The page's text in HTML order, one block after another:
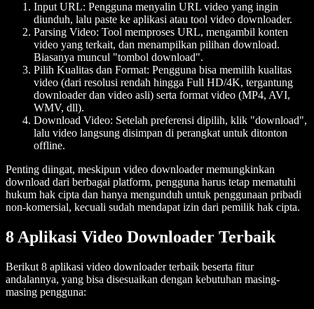
Input URL: Pengguna menyalin URL video yang ingin
diunduh, lalu paste ke aplikasi atau tool video downloader.
Parsing Video: Tool memproses URL, mengambil konten
video yang terkait, dan menampilkan pilihan download.
Biasanya muncul "tombol download".
Pilih Kualitas dan Format: Pengguna bisa memilih kualitas
video (dari resolusi rendah hingga Full HD/4K, tergantung
downloader dan video asli) serta format video (MP4, AVI,
WMV, dll).
Download Video: Setelah preferensi dipilih, klik "download",
lalu video langsung disimpan di perangkat untuk ditonton
offline.
Penting diingat, meskipun video downloader memungkinkan
download dari berbagai platform, pengguna harus tetap mematuhi
hukum hak cipta dan hanya mengunduh untuk penggunaan pribadi
non-komersial, kecuali sudah mendapat izin dari pemilik hak cipta.
8 Aplikasi Video Downloader Terbaik
Berikut 8 aplikasi video downloader terbaik beserta fitur
andalannya, yang bisa disesuaikan dengan kebutuhan masing-
masing pengguna: